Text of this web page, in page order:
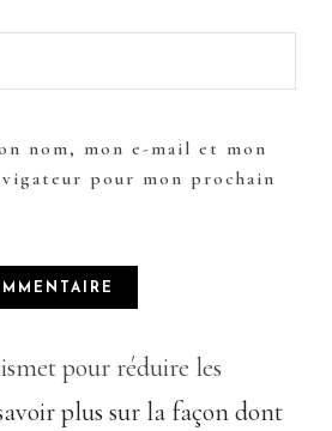
nom, mon e-mail et mon
pour mon prochain
pour réduire les
plus sur la façon dont